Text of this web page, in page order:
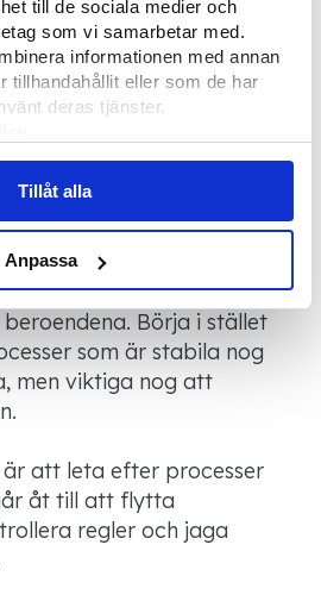
till de sociala medier och
som vi samarbetar med.
informationen med annan
tillhandahållit eller som de har
deras tjänster.
Tillåt alla
Anpassa
integrerade system
rätt process
först
är att börja med det
det största
utan att kolla data,
Börja i stället
som är stabila nog
men viktiga nog att
att leta efter processer
åt till att flytta
regler och jaga